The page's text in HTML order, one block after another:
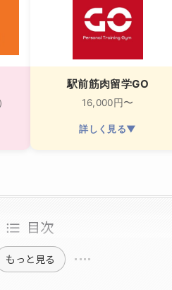
駅前筋肉留学GO
16,000円〜
詳しく見る▼
目次
もっと見る